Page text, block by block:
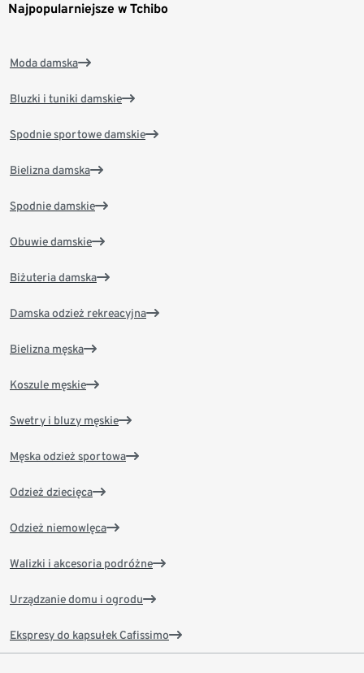
Najpopularniejsze w Tchibo
Moda damska
Bluzki i tuniki damskie
Spodnie sportowe damskie
Bielizna damska
Spodnie damskie
Obuwie damskie
Biżuteria damska
Damska odzież rekreacyjna
Bielizna męska
Koszule męskie
Swetry i bluzy męskie
Męska odzież sportowa
Odzież dziecięca
Odzież niemowlęca
Walizki i akcesoria podróżne
Urządzanie domu i ogrodu
Ekspresy do kapsułek Cafissimo